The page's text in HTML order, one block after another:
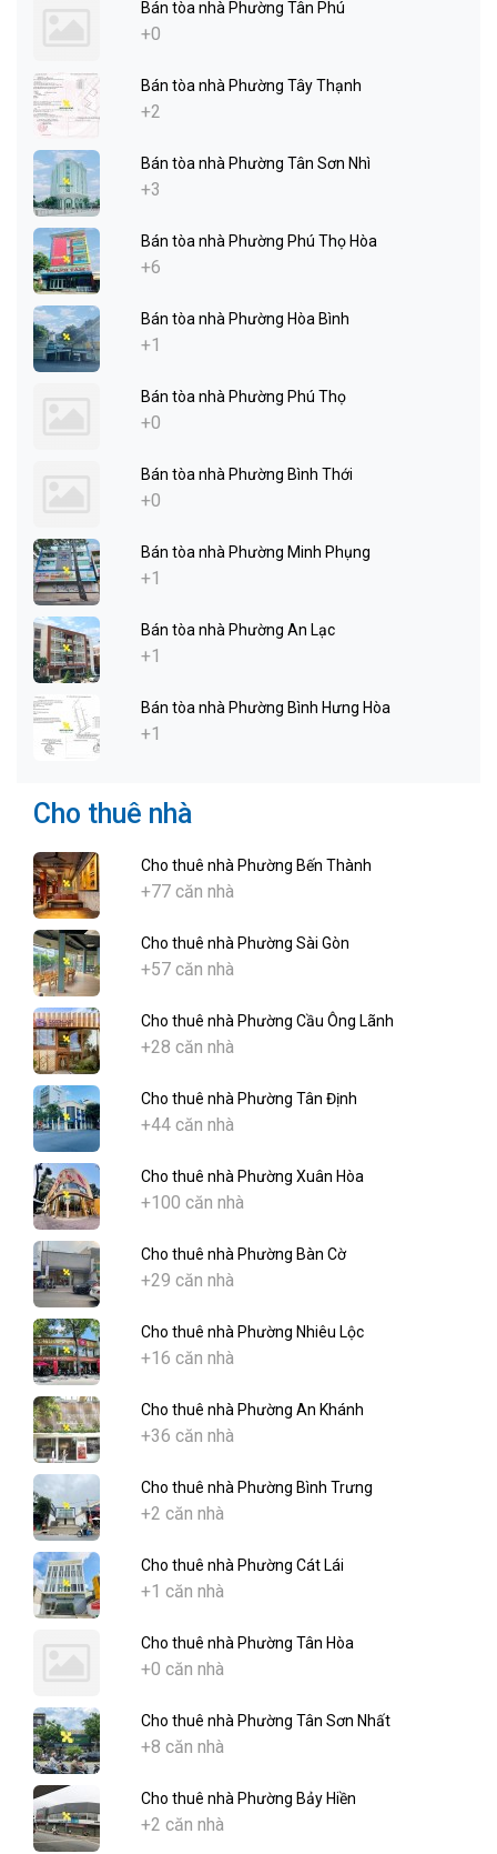
Bán tòa nhà Phường Tân Phú
+0
Bán tòa nhà Phường Tây Thạnh
+2
Bán tòa nhà Phường Tân Sơn Nhì
+3
Bán tòa nhà Phường Phú Thọ Hòa
+6
Bán tòa nhà Phường Hòa Bình
+1
Bán tòa nhà Phường Phú Thọ
+0
Bán tòa nhà Phường Bình Thới
+0
Bán tòa nhà Phường Minh Phụng
+1
Bán tòa nhà Phường An Lạc
+1
Bán tòa nhà Phường Bình Hưng Hòa
+1
Cho thuê nhà
Cho thuê nhà Phường Bến Thành
+77 căn nhà
Cho thuê nhà Phường Sài Gòn
+57 căn nhà
Cho thuê nhà Phường Cầu Ông Lãnh
+28 căn nhà
Cho thuê nhà Phường Tân Định
+44 căn nhà
Cho thuê nhà Phường Xuân Hòa
+100 căn nhà
Cho thuê nhà Phường Bàn Cờ
+29 căn nhà
Cho thuê nhà Phường Nhiêu Lộc
+16 căn nhà
Cho thuê nhà Phường An Khánh
+36 căn nhà
Cho thuê nhà Phường Bình Trưng
+2 căn nhà
Cho thuê nhà Phường Cát Lái
+1 căn nhà
Cho thuê nhà Phường Tân Hòa
+0 căn nhà
Cho thuê nhà Phường Tân Sơn Nhất
+8 căn nhà
Cho thuê nhà Phường Bảy Hiền
+2 căn nhà